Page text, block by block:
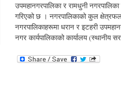
उपमहानगरपालिका र रामधुनी
गरिएको छ । नगरपालिकाको कुल
नगरपालिकाहरूमा धरान र इटहरी
नगर कार्यपालिकाको कार्यालय (स्थानीय